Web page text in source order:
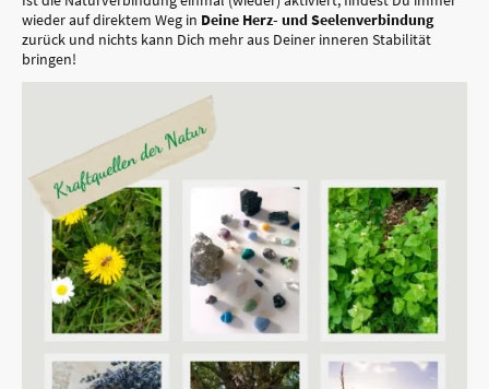
wieder auf direktem Weg in Deine Herz- und Seelenverbindung
zurück und nichts kann Dich mehr aus Deiner inneren Stabilität
bringen!